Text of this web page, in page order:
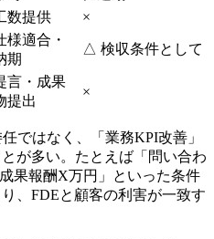
数提供 ×
様適合・
期
△ 検収条件と​して
言・成果
提出
×
任ではなく、​「業務KPI改善」
が​多い。​たとえば​「問い​合わ
果報酬X万円」と​いった​条件
、​FDEと​顧客の​利害が​一致す